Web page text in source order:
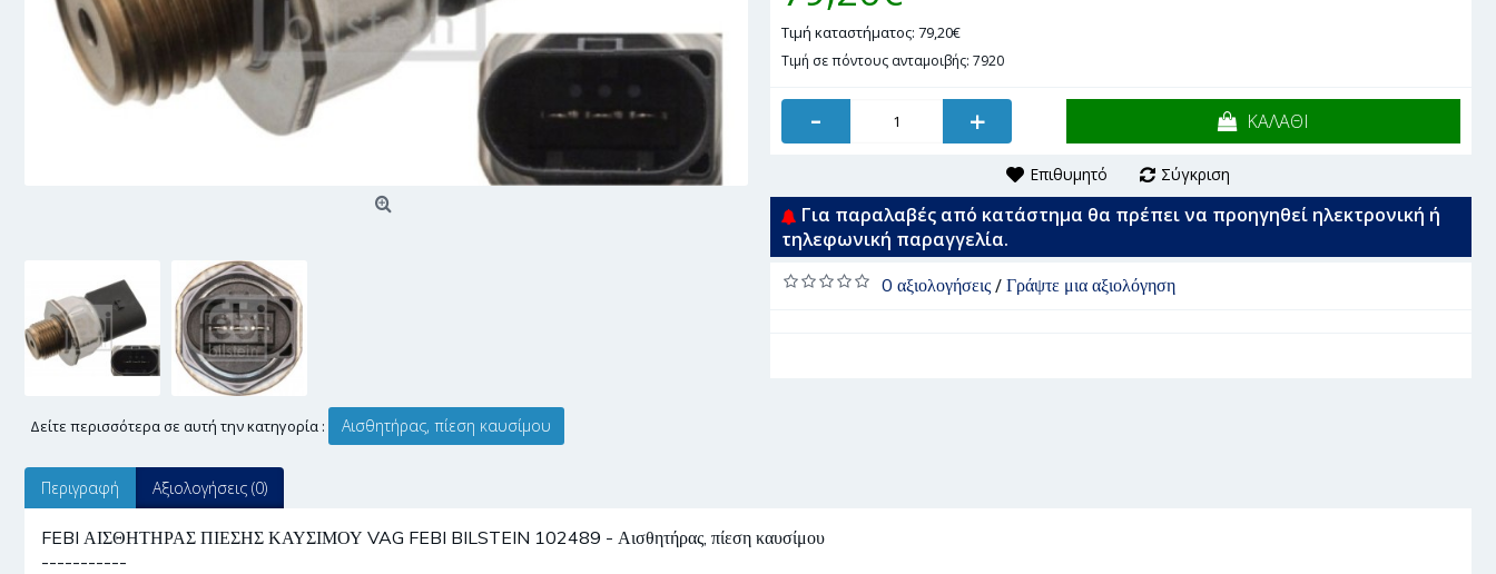
Δείτε περισσότερα σε αυτή την κατηγορία : Αισθητήρας, πίεση καυσίμου
Τιμή καταστήματος: 79,20€
Τιμή σε πόντους ανταμοιβής: 7920
- + ΚΑΛΑΘΙ
Επιθυμητό Σύγκριση
Για παραλαβές από κατάστημα θα πρέπει να προηγηθεί ηλεκτρονική ή
τηλεφωνική παραγγελία.
0 αξιολογήσεις/ Γράψτε μια αξιολόγηση
Περιγραφή Αξιολογήσεις (0)
FEBI ΑΙΣΘΗΤΗΡΑΣ ΠΙΕΣΗΣ ΚΑΥΣΙΜΟΥ VAG FEBI BILSTEIN 102489 - Αισθητήρας, πίεση καυσίμου
-----------